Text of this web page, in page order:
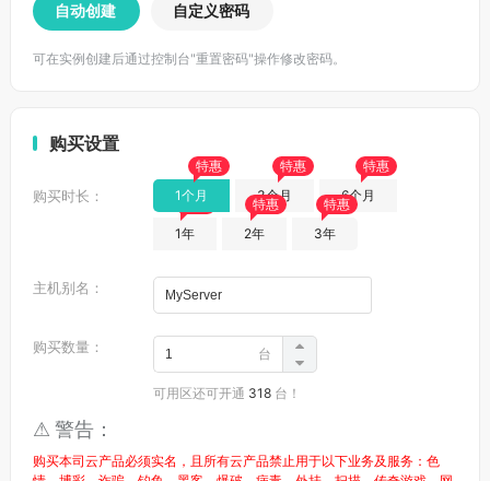
自动创建 自定义密码
可在实例创建后通过控制台"重置密码"操作修改密码。
购买设置
购买时长： 1个月
特惠
3个月
特惠
6个月
特惠
1年
特惠
2年
特惠
3年
特惠
主机别名：
购买数量： 台
可用区还可开通 318台！
⚠ 警告：
购买本司云产品必须实名，且所有云产品禁止用于以下业务及服务：色